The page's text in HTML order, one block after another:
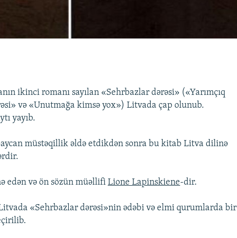
ikinci romanı sayılan «Sehrbazlar dərəsi» («Yarımçıq
və «Unutmağa kimsə yox») Litvada çap olunub.
yayıb.
müstəqillik əldə etdikdən sonra bu kitab Litva dilinə
edən və ön sözün müəllifiLione Lapinskiene-dir.
«Sehrbazlar dərəsi»nin ədəbi və elmi qurumlarda bir